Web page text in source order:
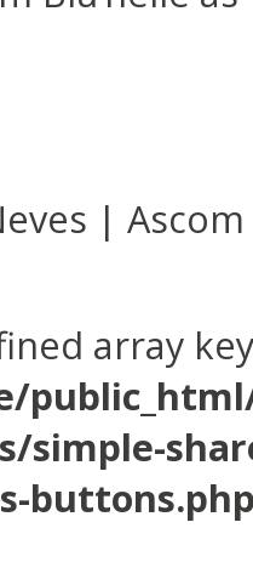
| Ascom
array
simple-